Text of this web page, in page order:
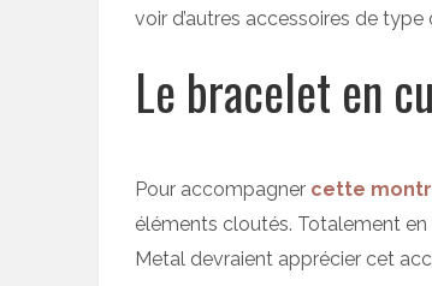
voir d’autres accessoires de type
Le bracelet en
Pour accompagner cette
éléments cloutés. Totalement
Metal devraient apprécier cet